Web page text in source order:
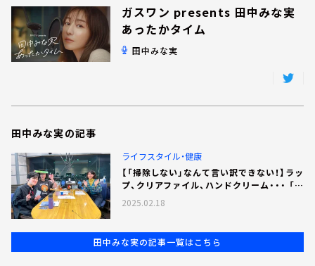
YouTube
会社情報
ガスワン presents 田中みな実
あったかタイム
田中みな実
田中みな実の記事
ライフスタイル・健康
【「掃除しない」なんて言い訳できない！】ラッ
プ、クリアファイル、ハンドクリーム・・・ 「自
宅にあるものを使った 今すぐできる掃除術」
2025.02.18
田中みな実の記事一覧はこちら